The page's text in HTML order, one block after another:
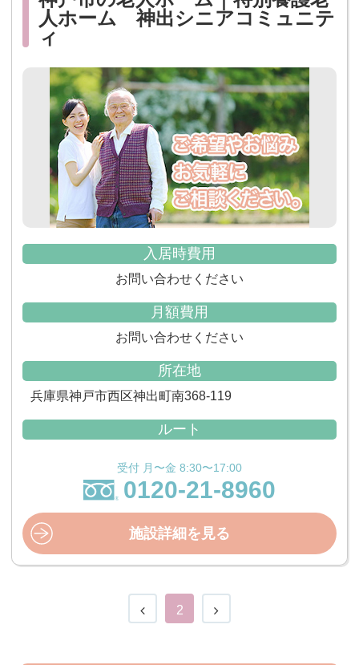
人ホーム 神出シニアコミュニテ
ィ
入居時費用
お問い合わせください
月額費用
お問い合わせください
所在地
兵庫県神戸市西区神出町南368-119
ルート
受付 月〜金 8:30〜17:00
0120-21-8960
施設詳細を見る
2